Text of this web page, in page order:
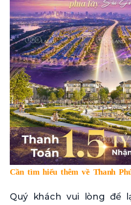
Cần tìm hiểu thêm về Thanh
Quý khách vui lòng để